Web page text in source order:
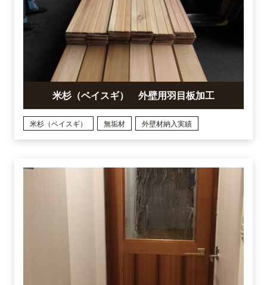
米杉（ベイスギ） 外壁用羽目板加工
米杉（ベイスギ） 無垢材 外壁材納入実績